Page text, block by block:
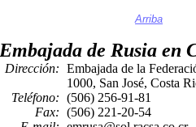
Arriba
Embajada de Rusia en
Dirección:
Teléfono:
Fax:
Embajada de la
1000, San José, Costa
(506) 256-91-81
(506) 221-20-54